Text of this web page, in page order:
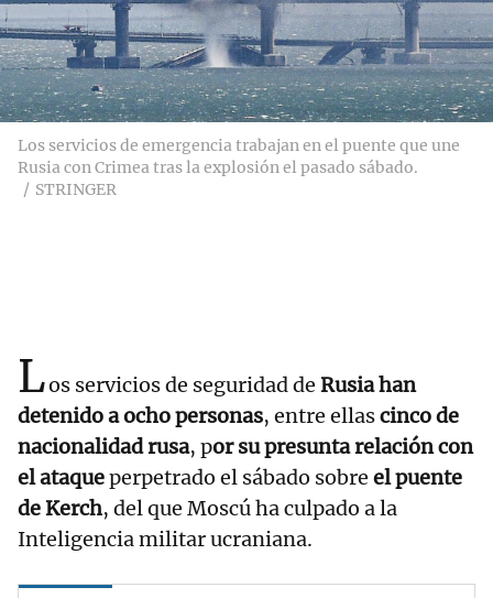
Los servicios de emergencia trabajan en el puente que une
Rusia con Crimea tras la explosión el pasado sábado.
STRINGER
Los servicios de seguridad de Rusia han
detenido a ocho personas, entre ellascinco de
nacionalidad rusa, por su presunta relación con
el ataqueperpetrado el sábado sobre el puente
de Kerch, del que Moscú ha culpado a la
Inteligencia militar ucraniana.